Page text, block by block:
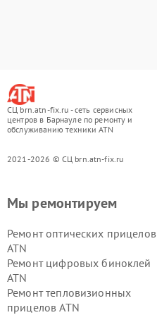
СЦ brn.atn-fix.ru - сеть сервисных
центров в Барнауле по ремонту и
обслуживанию техники ATN
2021-2026 © СЦ brn.atn-fix.ru
Мы ремонтируем
Ремонт оптических прицелов
ATN
Ремонт цифровых биноклей
ATN
Ремонт тепловизионных
прицелов ATN